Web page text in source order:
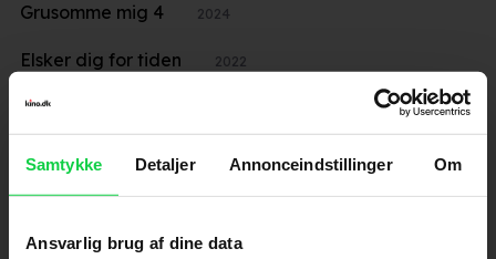
Samtykke Detaljer Annonceindstillinger Om
Ansvarlig brug af dine data
Grusomme mig 4 2024
Elsker dig for tiden 2022
Du som er i himlen
Dolittle 2020
De forbandede år
Skytsenglen 2018
Familien Jul - I nissernes land
Sommeren 92 2015
Lev stærkt 2014
You & Me Forever 2012
En kongelig affære
Hanna 2011
Vanvittig forelsket 2009
Fighter (2007) 2007
Råzone
SE FLERE